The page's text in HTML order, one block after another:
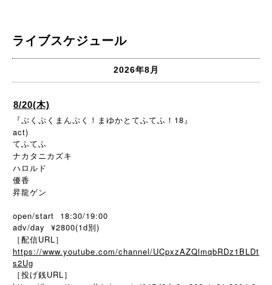
ライブスケジュール
2026年8月
8/20(木)
『ぷくぷくまんぷく！まゆかとてふてふ！18』
act)
てふてふ
ナカタニカズキ
ハロルド
優香
昇龍ゲン
open/start 18:30/19:00
adv/day ¥2800(1d別)
［配信URL］
https://www.youtube.com/channel/UCpxzAZQlmqbRDz1BLDt
s2Ug
［投げ銭URL］